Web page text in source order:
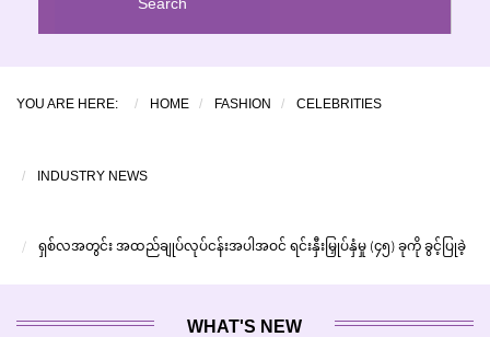
YOU ARE HERE: HOME FASHION CELEBRITIES
INDUSTRY NEWS
ရှစ်လအတွင်း အထည်ချုပ်လုပ်ငန်းအပါအဝင် ရင်းနှီးမြှုပ်နှံမှု (၄၅) ခုကို ခွင့်ပြုခဲ့
WHAT'S NEW